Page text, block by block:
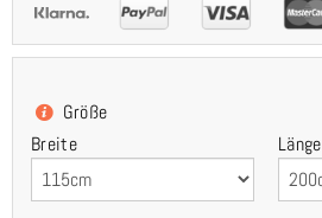
Größe
Breite
Länge